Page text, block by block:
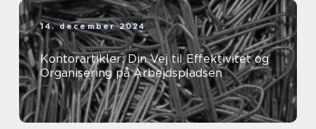
14. december 2024
Kontorartikler: Din Vej til Effektivitet og
Organisering på Arbejdspladsen